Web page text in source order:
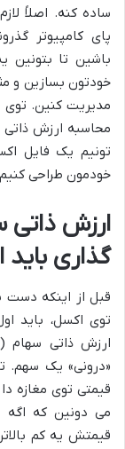
ساده کنه. اصلاً
پای کامپیوتر
باشین تا بتونین
خودتون بسازین و
مدیریت کنین. توی
محاسبه ارزش
تونیم یک فایل
خودمون طراحی
ارزش ذاتی
گذاری باید
قبل از اینکه دست
توی اکسل، باید
«درونی» یک سهم.
قیمتی توی مغازه
می دونین که اگه
قیمتش یه کم